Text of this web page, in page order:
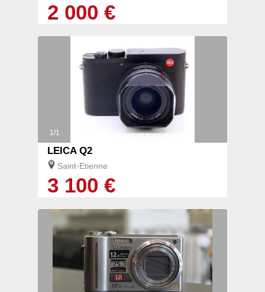
2 000 €
1/1
LEICA Q2
Saint-Etienne
3 100 €